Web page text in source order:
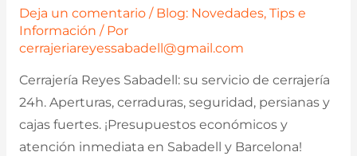
Deja un comentario / Blog: Novedades, Tips e
Información / Por
cerrajeriareyessabadell@gmail.com
Cerrajería Reyes Sabadell: su servicio de cerrajería
24h. Aperturas, cerraduras, seguridad, persianas y
cajas fuertes. ¡Presupuestos económicos y
atención inmediata en Sabadell y Barcelona!